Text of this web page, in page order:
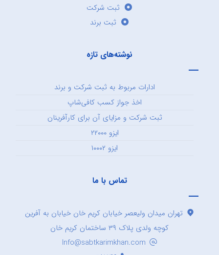
ثبت شرکت
ثبت برند
نوشته‌های تازه
ادارات مربوط به ثبت شرکت و برند
اخذ جواز کسب کافی‌شاپ
ثبت شرکت و مزایای آن برای کارآفرینان
ایزو ۲۲۰۰۰
ایزو ۱۰۰۰۲
تماس با ما
تهران میدان ولیعصر خیابان کریم خان خیابان به آفرین
کوچه ولدی پلاک ۳۹ ساختمان کریم خان
Info@sabtkarimkhan.com